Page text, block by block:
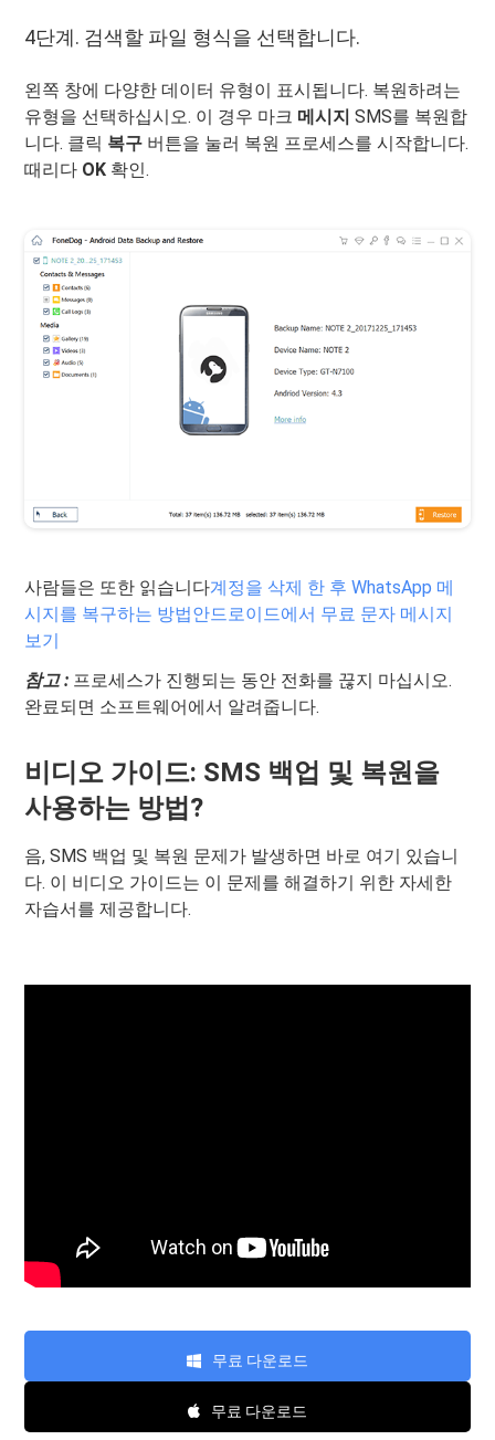
4단계. 검색할 파일 형식을 선택합니다.
왼쪽 창에 다양한 데이터 유형이 표시됩니다. 복원하려는
유형을 선택하십시오. 이 경우 마크 메시지SMS를 복원합
니다. 클릭 복구 버튼을 눌러 복원 프로세스를 시작합니다.
때리다 OK 확인.
사람들은 또한 읽습니다계정을 삭제 한 후 WhatsApp 메
시지를 복구하는 방법안드로이드에서 무료 문자 메시지
보기
참고 : 프로세스가 진행되는 동안 전화를 끊지 마십시오.
완료되면 소프트웨어에서 알려줍니다.
비디오 가이드: SMS 백업 및 복원을
사용하는 방법?
음, SMS 백업 및 복원 문제가 발생하면 바로 여기 있습니
다. 이 비디오 가이드는 이 문제를 해결하기 위한 자세한
자습서를 제공합니다.
무료 다운로드
무료 다운로드